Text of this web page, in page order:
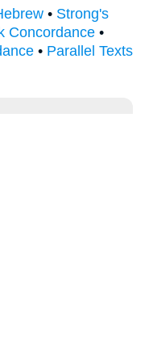
• Strong's
Concordance •
• Parallel Texts